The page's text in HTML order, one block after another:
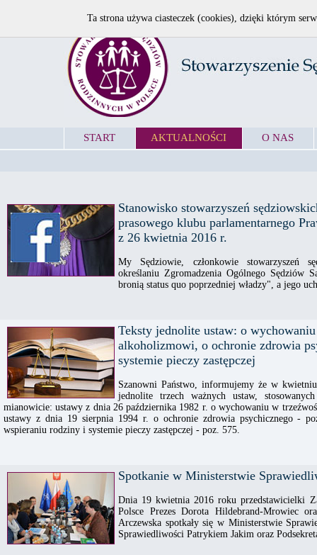
START AKTUALNOŚCI O NAS
Stanowisko stowarzyszeń
prasowego klubu parlamentarnego
z 26 kwietnia 2016 r.
My Sędziowie, członkowie stowarzyszeń
określaniu Zgromadzenia Ogólnego Sędziów
bronią status quo poprzedniej władzy", a jego
Teksty jednolite ustaw: o
alkoholizmowi, o ochronie zdrowia
systemie pieczy zastępczej
Szanowni Państwo, informujemy że w
jednolite trzech ważnych ustaw,
mianowicie: ustawy z dnia 26 października 1982 r. o wychowaniu w
ustawy z dnia 19 sierpnia 1994 r. o ochronie zdrowia psychicznego -
wspieraniu rodziny i systemie pieczy zastępczej - poz. 575.
Spotkanie w Ministerstwie
Dnia 19 kwietnia 2016 roku przedstawicielki
Polsce Prezes Dorota Hildebrand-Mrowiec
Arczewska spotkały się w Ministerstwie
Sprawiedliwości Patrykiem Jakim oraz
Ta strona używa ciasteczek (cookies), dzięki którym